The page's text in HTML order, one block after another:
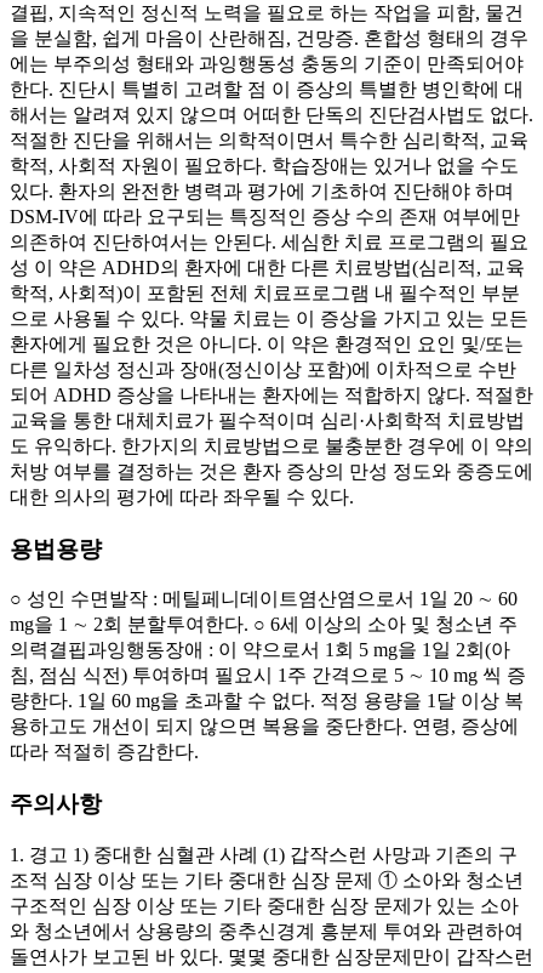
결핍, 지속적인 정신적 노력을 필요로 하는 작업을 피함, 물건
을 분실함, 쉽게 마음이 산란해짐, 건망증. 혼합성 형태의 경우
에는 부주의성 형태와 과잉행동성 충동의 기준이 만족되어야
한다. 진단시 특별히 고려할 점 이 증상의 특별한 병인학에 대
해서는 알려져 있지 않으며 어떠한 단독의 진단검사법도 없다.
적절한 진단을 위해서는 의학적이면서 특수한 심리학적, 교육
학적, 사회적 자원이 필요하다. 학습장애는 있거나 없을 수도
있다. 환자의 완전한 병력과 평가에 기초하여 진단해야 하며
DSM-IV에 따라 요구되는 특징적인 증상 수의 존재 여부에만
의존하여 진단하여서는 안된다. 세심한 치료 프로그램의 필요
성 이 약은 ADHD의 환자에 대한 다른 치료방법(심리적, 교육
학적, 사회적)이 포함된 전체 치료프로그램 내 필수적인 부분
으로 사용될 수 있다. 약물 치료는 이 증상을 가지고 있는 모든
환자에게 필요한 것은 아니다. 이 약은 환경적인 요인 및/또는
다른 일차성 정신과 장애(정신이상 포함)에 이차적으로 수반
되어 ADHD 증상을 나타내는 환자에는 적합하지 않다. 적절한
교육을 통한 대체치료가 필수적이며 심리·사회학적 치료방법
도 유익하다. 한가지의 치료방법으로 불충분한 경우에 이 약의
처방 여부를 결정하는 것은 환자 증상의 만성 정도와 중증도에
대한 의사의 평가에 따라 좌우될 수 있다.
용법용량
○ 성인 수면발작 : 메틸페니데이트염산염으로서 1일 20 ∼ 60
mg을 1 ∼ 2회 분할투여한다. ○ 6세 이상의 소아 및 청소년 주
의력결핍과잉행동장애 : 이 약으로서 1회 5 mg을 1일 2회(아
침, 점심 식전) 투여하며 필요시 1주 간격으로 5 ∼ 10 mg 씩 증
량한다. 1일 60 mg을 초과할 수 없다. 적정 용량을 1달 이상 복
용하고도 개선이 되지 않으면 복용을 중단한다. 연령, 증상에
따라 적절히 증감한다.
주의사항
1. 경고 1) 중대한 심혈관 사례 (1) 갑작스런 사망과 기존의 구
조적 심장 이상 또는 기타 중대한 심장 문제 ① 소아와 청소년
구조적인 심장 이상 또는 기타 중대한 심장 문제가 있는 소아
와 청소년에서 상용량의 중추신경계 흥분제 투여와 관련하여
돌연사가 보고된 바 있다. 몇몇 중대한 심장문제만이 갑작스런